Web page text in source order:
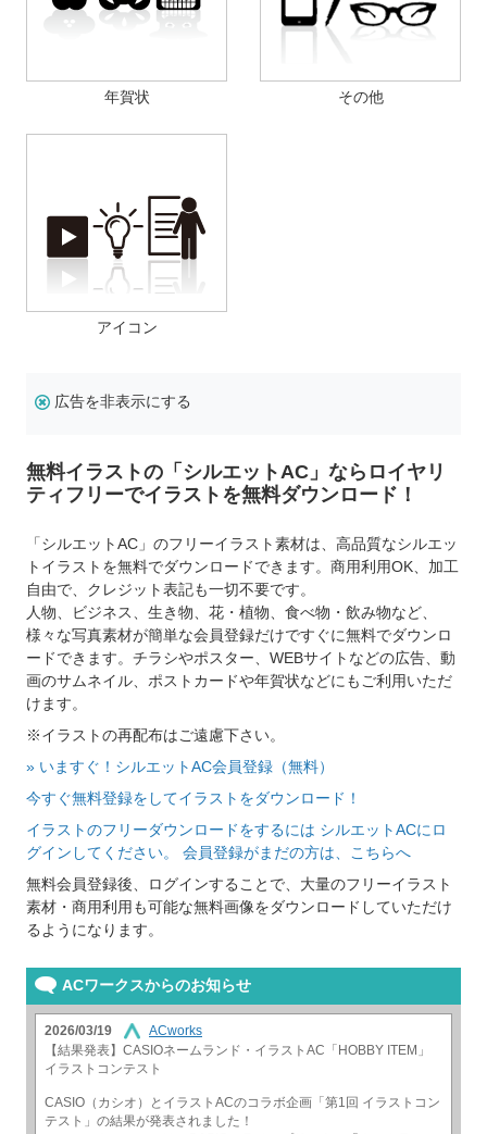
年賀状 その他
アイコン
広告を非表示にする
無料イラストの「シルエットAC」ならロイヤリ
ティフリーでイラストを無料ダウンロード！
「シルエットAC」のフリーイラスト素材は、高品質なシルエッ
トイラストを無料でダウンロードできます。商用利用OK、加工
自由で、クレジット表記も一切不要です。
人物、ビジネス、生き物、花・植物、食べ物・飲み物など、
様々な写真素材が簡単な会員登録だけですぐに無料でダウンロ
ードできます。チラシやポスター、WEBサイトなどの広告、動
画のサムネイル、ポストカードや年賀状などにもご利用いただ
けます。
※イラストの再配布はご遠慮下さい。
» いますぐ！シルエットAC会員登録（無料）
今すぐ無料登録をしてイラストをダウンロード！
イラストのフリーダウンロードをするには シルエットACにロ
グインしてください。 会員登録がまだの方は、こちらへ
無料会員登録後、ログインすることで、大量のフリーイラスト
素材・商用利用も可能な無料画像をダウンロードしていただけ
るようになります。